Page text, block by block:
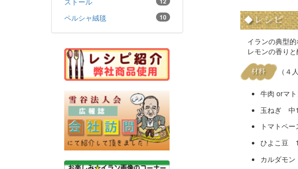
イランの典型
レモンの香り
（４
牛肉 orマ
玉ねぎ 中
トマトペ
ひよこ豆
カルダモン
ペルシャ絨毯 10